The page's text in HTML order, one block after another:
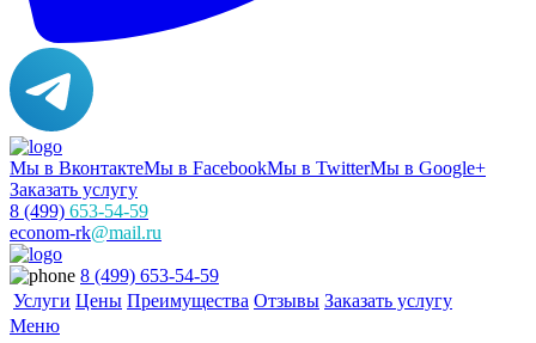
Мы в ВконтактеМы в FacebookМы в TwitterМы в Google+
Заказать услугу
8 (499) 653-54-59
econom-rk@mail.ru
8 (499) 653-54-59
Услуги Цены Преимущества Отзывы Заказать услугу
Меню